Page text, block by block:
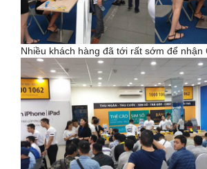
Nhiều khách hàng đã tới rất sớm để nhận